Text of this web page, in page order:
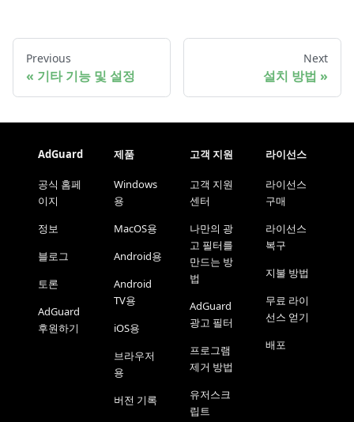
Previous
기타 기능 및 설정
Next
설치 방법
AdGuard
공식 홈페
이지
정보
블로그
토론
AdGuard
후원하기
제품
Windows
용
MacOS용
Android용
Android
TV용
iOS용
브라우저
용
버전 기록
고객 지원
고객 지원
센터
나만의 광
고 필터를
만드는 방
법
AdGuard
광고 필터
프로그램
제거 방법
유저스크
립트
라이선스
라이선스
구매
라이선스
복구
지불 방법
무료 라이
선스 얻기
배포